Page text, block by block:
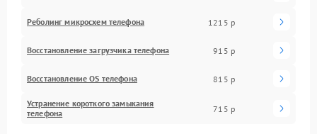
Реболинг микросхем телефона 1215 р
Восстановление загрузчика телефона 915 р
Восстановление OS телефона 815 р
Устранение короткого замыкания
телефона
715 р